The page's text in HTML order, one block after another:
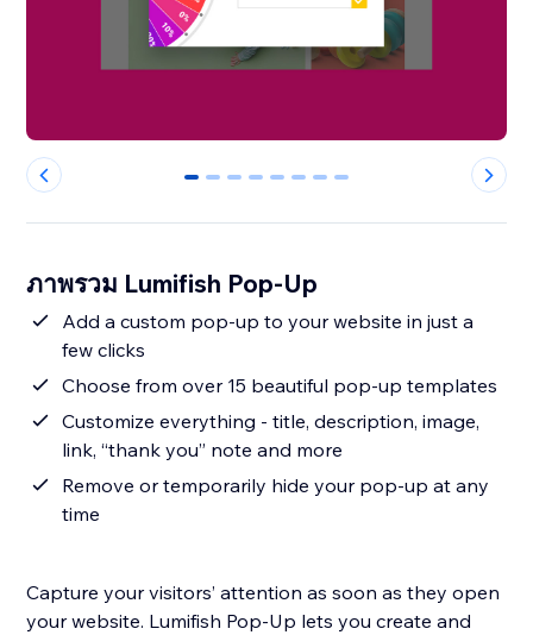
0 1 2 3 4 5 6 7
ภาพรวม Lumifish Pop-Up
Add a custom pop-up to your website in just a
few clicks
Choose from over 15 beautiful pop-up templates
Customize everything - title, description, image,
link, “thank you” note and more
Remove or temporarily hide your pop-up at any
time
Capture your visitors’ attention as soon as they open
your website. Lumifish Pop-Up lets you create and